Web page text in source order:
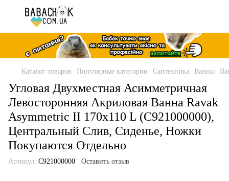
Каталог товаров Популярные категории Сантехника Ванны
Угловая Двухместная Асимметричная
Левосторонняя Акриловая Ванна Ravak
Asymmetric II 170x110 L (C921000000),
Центральный Слив, Сиденье, Ножки
Покупаются Отдельно
Артикул: C921000000 Оставить отзыв